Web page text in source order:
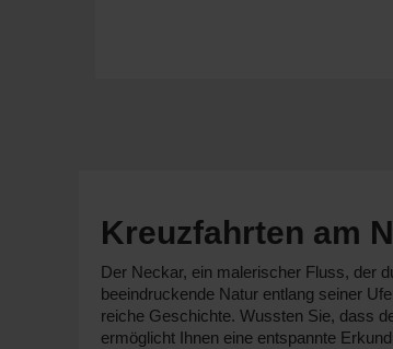
Kreuzfahrten am
Der Neckar, ein malerischer Fluss, der
beeindruckende Natur entlang seiner
reiche Geschichte. Wussten Sie, dass
ermöglicht Ihnen eine entspannte